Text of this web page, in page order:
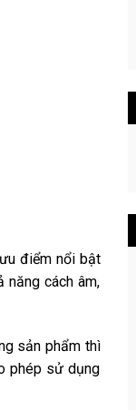
điểm nổi bật
cách âm,
sản phẩm thì
phép sử dụng